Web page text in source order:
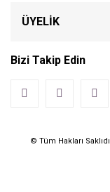
ÜYELİK
Bizi Takip Edin
© Tüm Hakları